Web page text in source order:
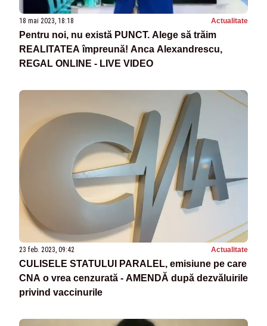
18 mai 2023, 18:18 Actualitate
Pentru noi, nu există PUNCT. Alege să trăim
REALITATEA împreună! Anca Alexandrescu,
REGAL ONLINE - LIVE VIDEO
23 feb. 2023, 09:42 Actualitate
CULISELE STATULUI PARALEL, emisiune pe care
CNA o vrea cenzurată - AMENDĂ după dezvăluirile
privind vaccinurile